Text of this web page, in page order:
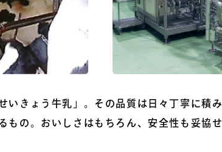
いきょう牛乳」。その品質は日々丁寧に積み
もの。おいしさはもちろん、安全性も妥協せ